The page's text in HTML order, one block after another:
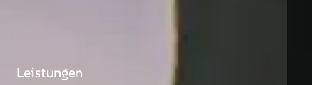
Leistungen